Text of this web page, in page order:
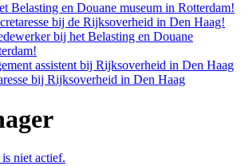
Belasting en Douane museum in Rotterdam!
bij de Rijksoverheid in Den Haag!
bij het Belasting en Douane
assistent bij Rijksoverheid in Den Haag
bij Rijksoverheid in Den Haag
niet actief.